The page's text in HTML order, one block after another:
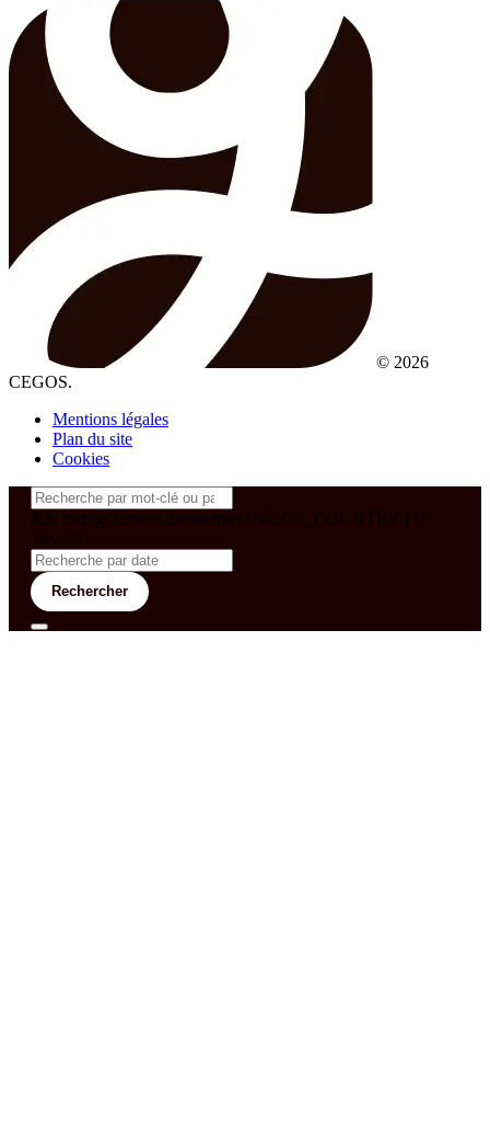
© 2026
CEGOS.
Mentions légales
Plan du site
Cookies
&& config('laravel-theme-inter.CEGOS_COUNTRY') !=
'neves')
Rechercher